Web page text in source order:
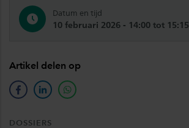
Datum en tijd
10 februari 2026 - 14:00 tot 15:15
Artikel delen op
facebooklinkedinwhatsapp
DOSSIERS